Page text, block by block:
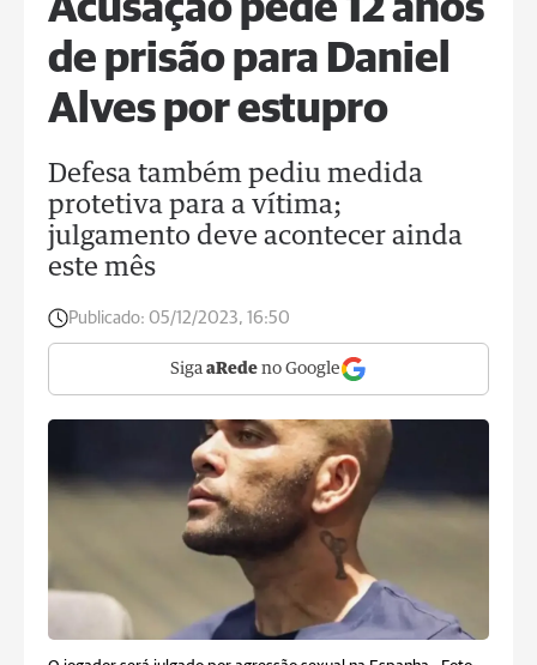
Acusação pede 12 anos
de prisão para Daniel
Alves por estupro
Defesa também pediu medida
protetiva para a vítima;
julgamento deve acontecer ainda
este mês
Publicado: 05/12/2023, 16:50
Siga aRede no Google